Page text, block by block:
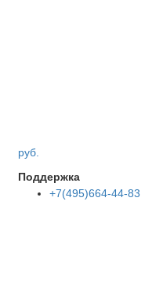
руб.
Поддержка
+7(495)664-44-83